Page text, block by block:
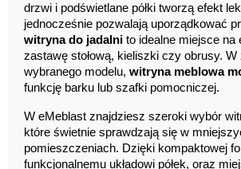
drzwi i podświetlane półki tworzą efekt
witryna do jadalni to idealne miejsce na
zastawę stołową, kieliszki czy obrusy. W
wybranego modelu, witryna meblowa
funkcję barku lub szafki pomocniczej.
W eMeblast znajdziesz szeroki wybór
które świetnie sprawdzają się w
pomieszczeniach. Dzięki kompaktowej
funkcjonalnemu układowi półek, oraz